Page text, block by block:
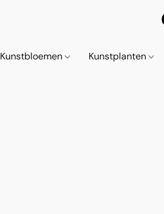
Kunstbloemen Kunstplanten